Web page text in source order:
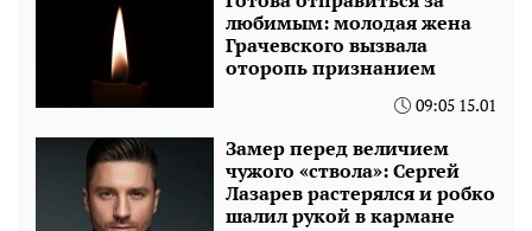
любимым: молодая жена
Грачевского вызвала
оторопь признанием
09:05 15.01
Замер перед величием
чужого «ствола»: Сергей
Лазарев растерялся и робко
шалил рукой в кармане